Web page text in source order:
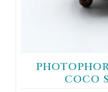
COCO